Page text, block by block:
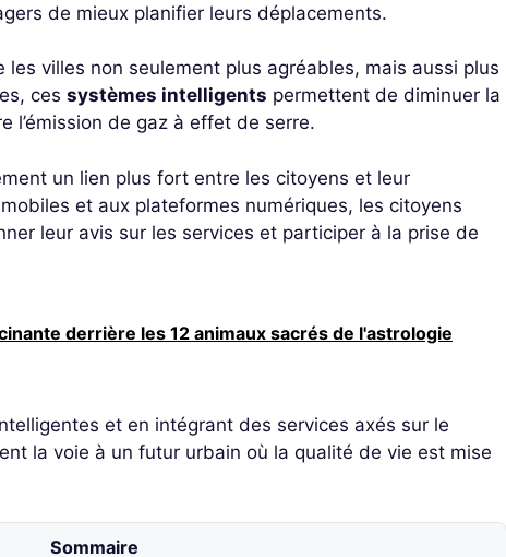
de mieux planifier leurs déplacements.
villes non seulement plus agréables, mais aussi plus
ces systèmes intelligents permettent de diminuer la
l’émission de gaz à effet de serre.
un lien plus fort entre les citoyens et leur
et aux plateformes numériques, les citoyens
leur avis sur les services et participer à la prise de
derrière les 12 animaux sacrés de l'astrologie
et en intégrant des services axés sur le
la voie à un futur urbain où la qualité de vie est mise
Sommaire